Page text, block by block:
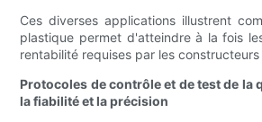
Ces diverses applications illustrent
plastique permet d'atteindre à la fois
rentabilité requises par les
Protocoles de contrôle et de test de la
la fiabilité et la précision